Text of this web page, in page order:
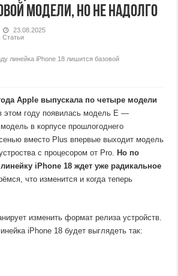
модели, но не надолго
23.08.2025
,Статьи
линейка iPhone 18 лишится базовой
Apple выпускала по четыре модели
этом году появилась модель E —
в корпусе прошлогоднего
вместо Plus впервые выходит модель
с процесором от Pro. Но по
iPhone 18 ждет уже радикальное
что изменится и когда теперь
изменить формат релиза устройств.
iPhone 18 будет выглядеть так: